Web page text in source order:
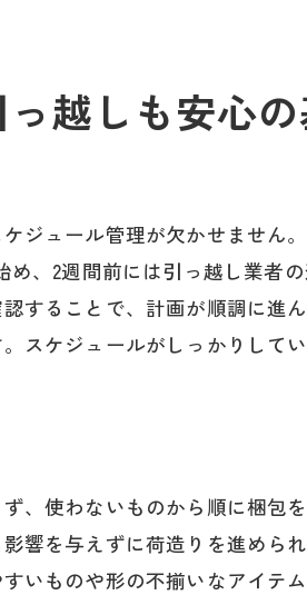
ストレスを軽減する方法
後に試したい福岡県内の癒し
後の心と体のメンテナンス
境でリフレッシュするための
疲れを和らげるためのセルフ
越しも安心
ジュール管理が欠かせません
、2週間前には引っ越し業者
することで、計画が順調に進
スケジュールがしっかりして
、使わないものから順に梱包
響を与えずに荷造りを進めら
いものや形の不揃いなアイテ